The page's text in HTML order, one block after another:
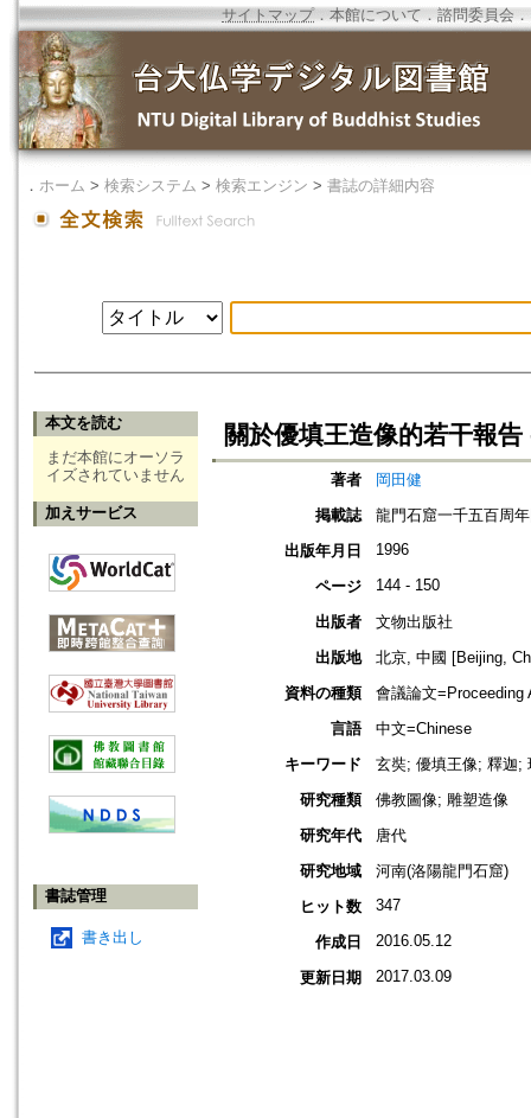
サイトマップ．本館について ． 諮問委員会 ．
． ホーム > 検索システム > 検索エンジン > 書誌の詳細内容
本文を読む
まだ本館にオーソラ
イズされていません
加えサービス
書誌管理
書き出し
關於優填王造像的若干報
著者
岡田健
掲載誌
龍門石窟一千五百周
出版年月日
1996
ページ 144 - 150
出版者
文物出版社
出版地
北京, 中國 [Beijing,
資料の種類
會議論文=Proceeding
言語
中文=Chinese
キーワード
玄奘; 優填王像; 釋迦;
研究種類
佛教圖像; 雕塑造像
研究年代
唐代
研究地域
河南(洛陽龍門石窟)
ヒット数
347
作成日 2016.05.12
更新日期 2017.03.09